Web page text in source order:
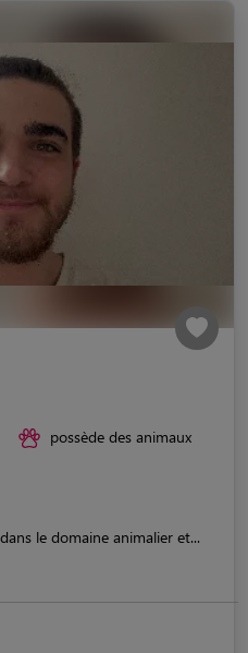
possède des animaux
le domaine animalier et...